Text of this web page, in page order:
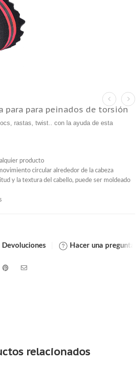
para para peinados de torsión
rastas, twist.. con la ayuda de esta
producto
circular alrededor de la cabeza
y la textura del cabello, puede ser moldeado
Hacer una pregunta
relacionados